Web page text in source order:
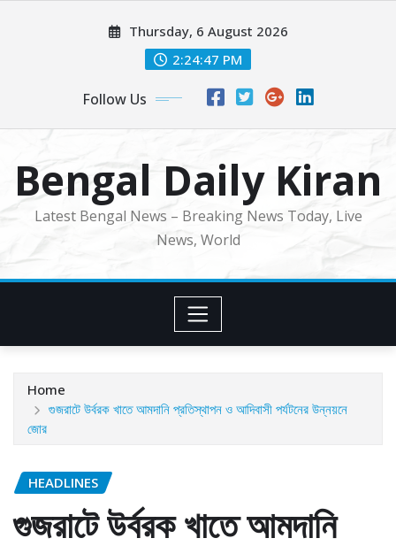
Thursday, 6 August 2026
2:24:49 PM
Follow Us
Bengal Daily Kiran
Latest Bengal News – Breaking News Today, Live
News, World
Home
গুজরাটে উর্বরক খাতে আমদানি প্রতিস্থাপন ও আদিবাসী পর্যটনের উন্নয়নে
জোর
HEADLINES
গুজরাটে উর্বরক খাতে আমদানি